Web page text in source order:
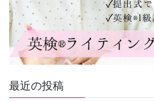
最近の投稿